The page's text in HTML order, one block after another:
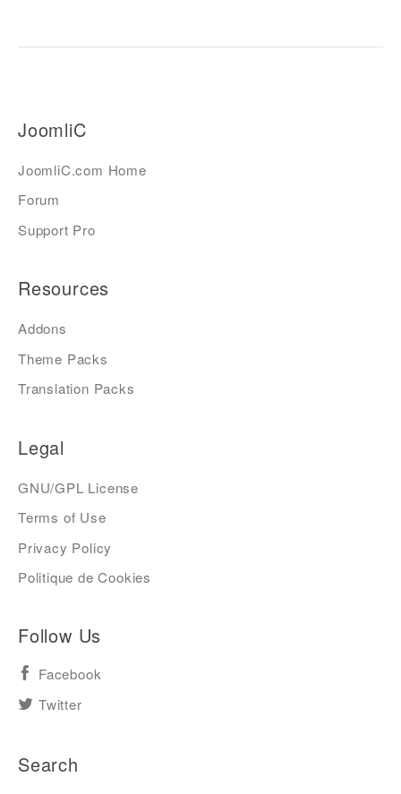
JoomliC
JoomliC.com Home
Forum
Support Pro
Resources
Addons
Theme Packs
Translation Packs
Legal
GNU/GPL License
Terms of Use
Privacy Policy
Politique de Cookies
Follow Us
Facebook
Twitter
Search